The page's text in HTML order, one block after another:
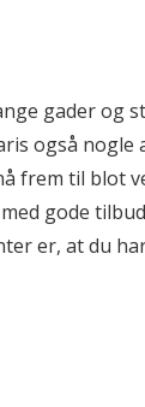
gader og
også nogle
frem til blot
gode
er, at du